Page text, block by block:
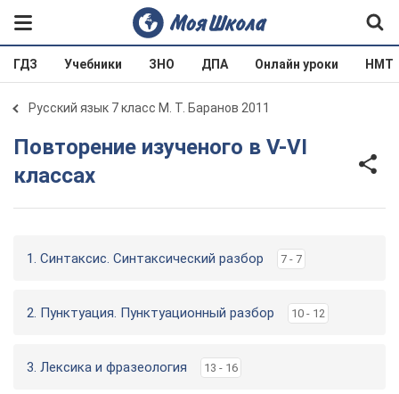
ГДЗ Учебники ЗНО ДПА Онлайн уроки НМТ
Русский язык 7 класс М. Т. Баранов 2011
Повторение изученого в V-VI
классах
1. Синтаксис. Синтаксический разбор 7 - 7
2. Пунктуация. Пунктуационный разбор 10 - 12
3. Лексика и фразеология 13 - 16